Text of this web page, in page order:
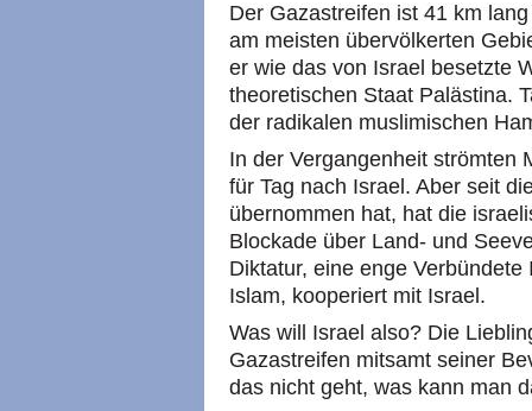
Der Gazastreifen ist 41 km
am meisten übervölkerten
er wie das von Israel besetzte
theoretischen Staat Palästina.
der radikalen muslimischen
In der Vergangenheit strömten
für Tag nach Israel. Aber seit
übernommen hat, hat die
Blockade über Land- und
Diktatur, eine enge
Islam, kooperiert mit Israel.
Was will Israel also? Die
Gazastreifen mitsamt seiner
das nicht geht, was kann man